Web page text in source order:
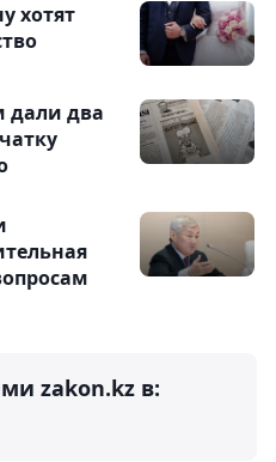
хотят
дали два
zakon.kz в: